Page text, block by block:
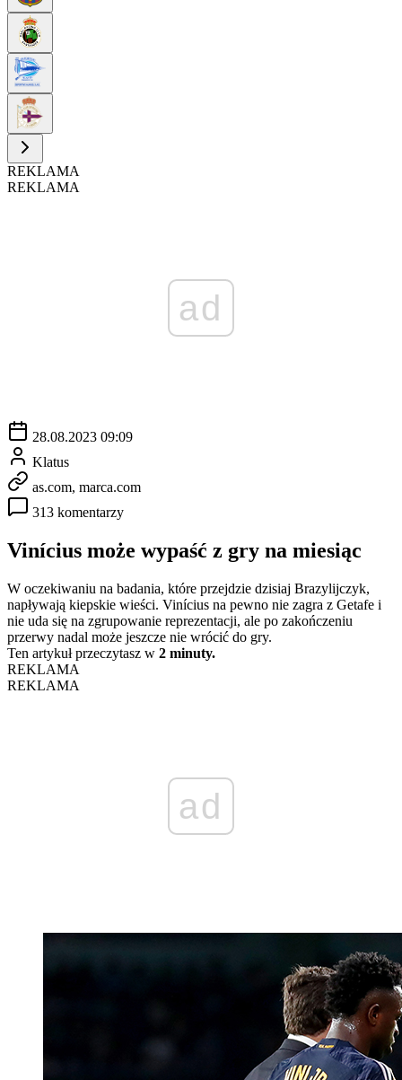
REKLAMA
REKLAMA
ad
28.08.2023 09:09
Klatus
as.com, marca.com
313 komentarzy
Vinícius może wypaść z gry na miesiąc
W oczekiwaniu na badania, które przejdzie dzisiaj Brazylijczyk,
napływają kiepskie wieści. Vinícius na pewno nie zagra z Getafe i
nie uda się na zgrupowanie reprezentacji, ale po zakończeniu
przerwy nadal może jeszcze nie wrócić do gry.
Ten artykuł przeczytasz w 2 minuty.
REKLAMA
REKLAMA
ad